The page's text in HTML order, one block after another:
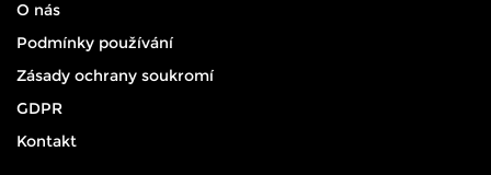
O nás
Podmínky používání
Zásady ochrany soukromí
GDPR
Kontakt